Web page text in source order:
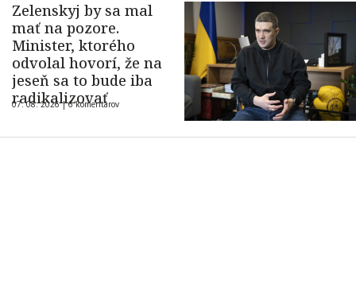
Zelenskyj by sa mal
mať na pozore.
Minister, ktorého
odvolal hovorí, že na
jeseň sa to bude iba
radikalizovať
07. 08. 2026 |6 komentárov